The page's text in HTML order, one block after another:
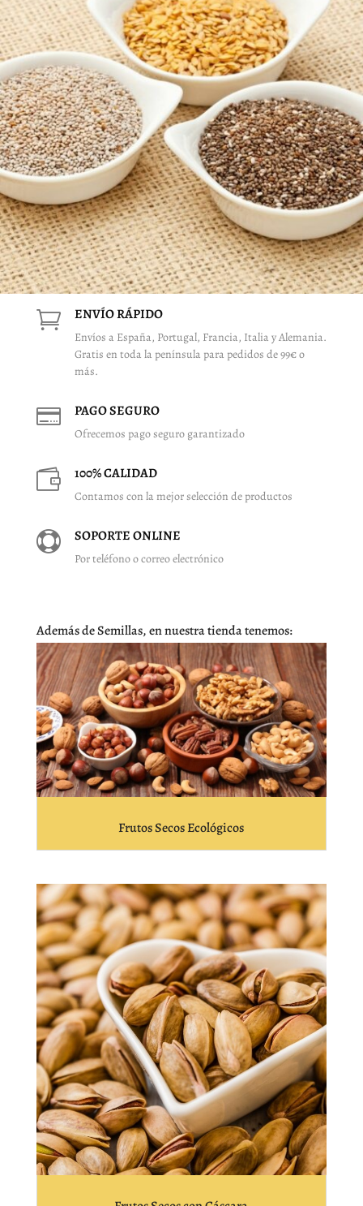
 ENVÍO RÁPIDO
Envíos a España, Portugal, Francia, Italia y Alemania.
Gratis en toda la península para pedidos de 99€ o
más.
 PAGO SEGURO
Ofrecemos pago seguro garantizado
 100% CALIDAD
Contamos con la mejor selección de productos
 SOPORTE ONLINE
Por teléfono o correo electrónico
Además de Semillas, en nuestra tienda tenemos:
Frutos Secos Ecológicos